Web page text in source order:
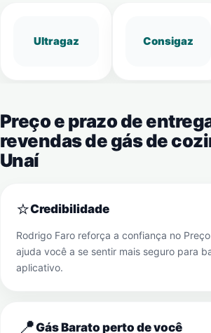
Ultragaz Consigaz
Preço e prazo de
revendas de gás de
Unaí
⭐Credibilidade
Rodrigo Faro reforça a confiança no
ajuda você a se sentir mais seguro para
aplicativo.
📍Gás Barato perto de você